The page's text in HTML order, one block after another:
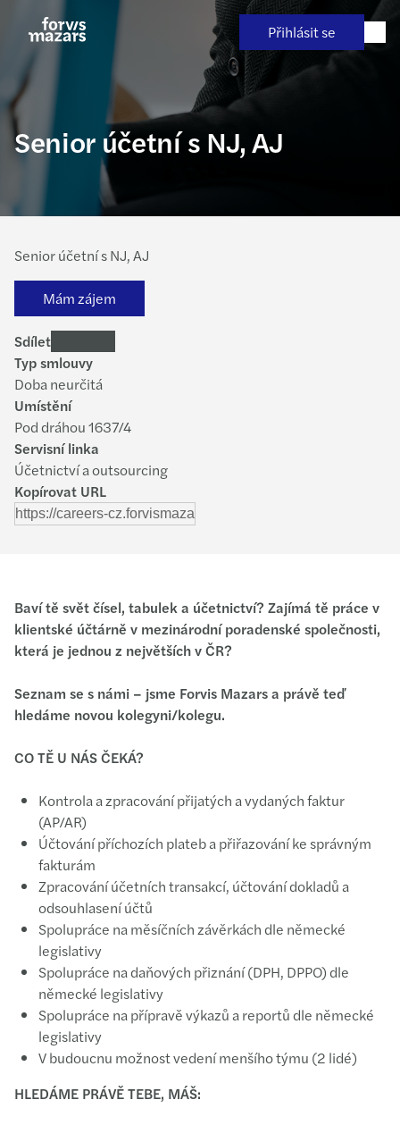
obsah
Přihlásit se
Senior účetní s NJ, AJ
Senior účetní s NJ, AJ
Mám zájem
Sdílet
Typ smlouvy
Doba neurčitá
Umístění
Pod dráhou 1637/4
Servisní linka
Účetnictví a outsourcing
Kopírovat URL
Baví tě svět čísel, tabulek a účetnictví? Zajímá tě práce v
klientské účtárně v mezinárodní poradenské společnosti,
která je jednou z největších v ČR?
Seznam se s námi – jsme Forvis Mazars a právě teď
hledáme novou kolegyni/kolegu.
CO TĚ U NÁS ČEKÁ?
Kontrola a zpracování přijatých a vydaných faktur
(AP/AR)
Účtování příchozích plateb a přiřazování ke správným
fakturám
Zpracování účetních transakcí, účtování dokladů a
odsouhlasení účtů
Spolupráce na měsíčních závěrkách dle německé
legislativy
Spolupráce na daňových přiznání (DPH, DPPO) dle
německé legislativy
Spolupráce na přípravě výkazů a reportů dle německé
legislativy
V budoucnu možnost vedení menšího týmu (2 lidé)
HLEDÁME PRÁVĚ TEBE, MÁŠ: